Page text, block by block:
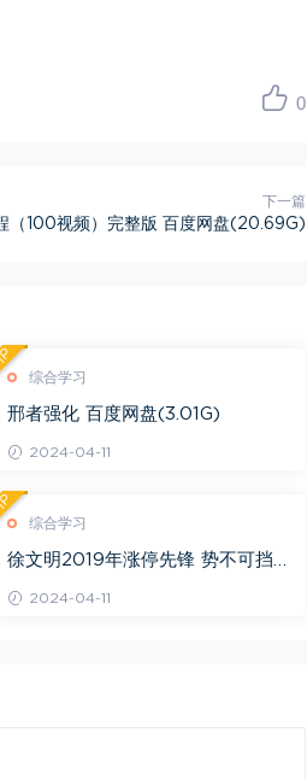
0
下一篇
（100视频）完整版 百度网盘(20.69G)
综合学习
邢者强化 百度网盘(3.01G)
2024-04-11
综合学习
徐文明2019年涨停先锋 势不可挡
百度网盘(10.98G)
2024-04-11